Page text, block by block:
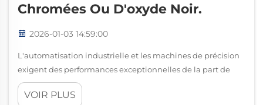
Chromées Ou D'oxyde Noir.
2026-01-03 14:59:00
L'automatisation industrielle et les machines de précision
exigent des performances exceptionnelles de la part de
chaque composant, particulièrement en ce qui concerne
les systèmes de contrôle de mouvement. Un guide linéaire
VOIR PLUS